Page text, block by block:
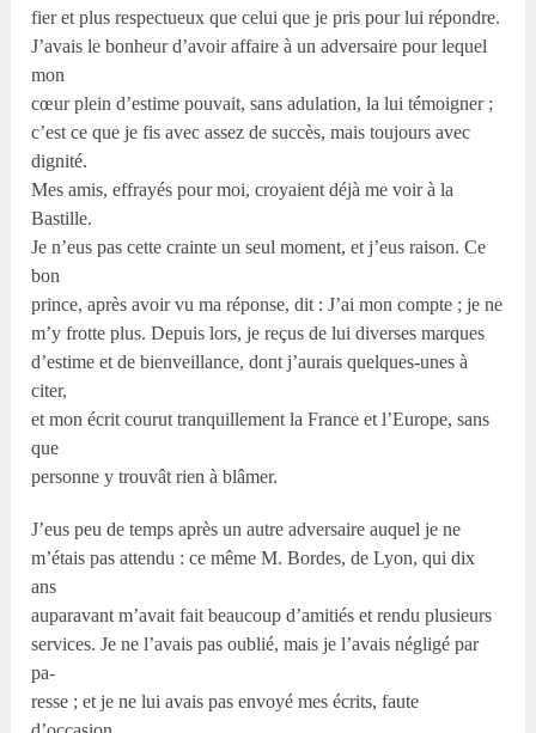
fier et plus respectueux que celui que je pris pour lui répondre.
J’avais le bonheur d’avoir affaire à un adversaire pour lequel
mon
cœur plein d’estime pouvait, sans adulation, la lui témoigner ;
c’est ce que je fis avec assez de succès, mais toujours avec
dignité.
Mes amis, effrayés pour moi, croyaient déjà me voir à la
Bastille.
Je n’eus pas cette crainte un seul moment, et j’eus raison. Ce
bon
prince, après avoir vu ma réponse, dit : J’ai mon compte ; je ne
m’y frotte plus. Depuis lors, je reçus de lui diverses marques
d’estime et de bienveillance, dont j’aurais quelques-unes à
citer,
et mon écrit courut tranquillement la France et l’Europe, sans
que
personne y trouvât rien à blâmer.
J’eus peu de temps après un autre adversaire auquel je ne
m’étais pas attendu : ce même M. Bordes, de Lyon, qui dix
ans
auparavant m’avait fait beaucoup d’amitiés et rendu plusieurs
services. Je ne l’avais pas oublié, mais je l’avais négligé par
pa-
resse ; et je ne lui avais pas envoyé mes écrits, faute